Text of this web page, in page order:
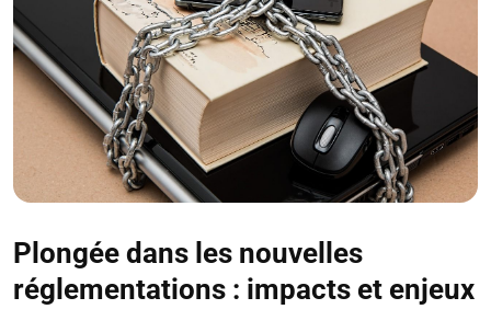
Plongée dans les nouvelles
réglementations : impacts et enjeux